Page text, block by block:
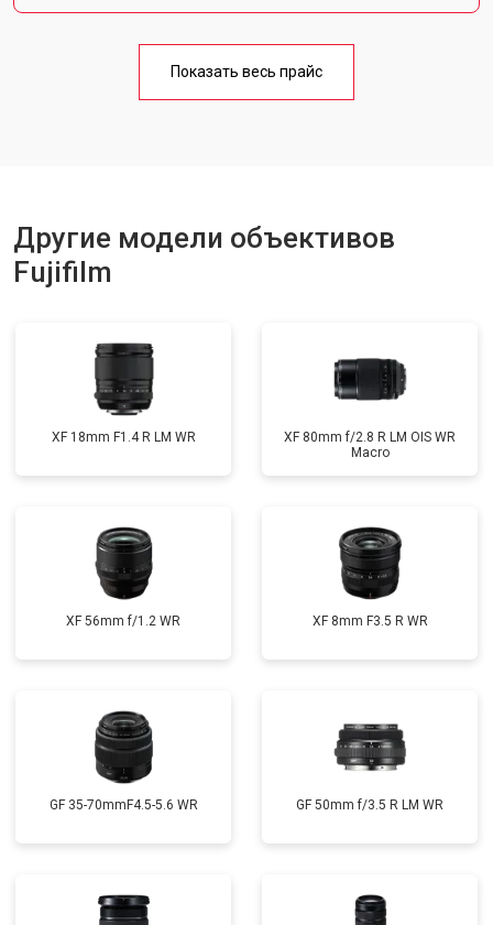
Показать весь прайс
Другие модели объективов
Fujifilm
XF 18mm F1.4 R LM WR
XF 80mm f/2.8 R LM OIS WR
Macro
XF 56mm f/1.2 WR XF 8mm F3.5 R WR
GF 35-70mmF4.5-5.6 WR GF 50mm f/3.5 R LM WR